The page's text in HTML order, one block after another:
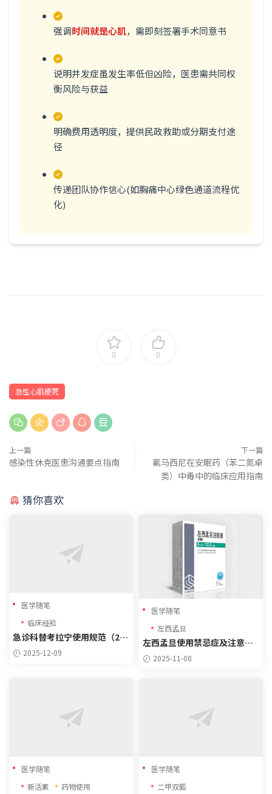
强调时间就是心肌，需即刻签署手术同意书
说明并发症虽发生率低但凶险，医患需共同权
衡风险与获益
明确费用透明度，提供民政救助或分期支付途
径
传递团队协作信心(如胸痛中心绿色通道流程优
化)
0 0
急性心肌梗死
上一篇
感染性休克医患沟通要点指南
下一篇
氟马西尼在安眠药（苯二氮卓
类）中毒中的临床应用指南
猜你喜欢
医学随笔
临床经验
急诊科替考拉宁使用规范（202
4版）2025-12-09
医学随笔
左西孟旦
左西孟旦使用禁忌症及注意事
项分析
2025-11-08
医学随笔
新活素
药物使用
医学随笔
二甲双胍